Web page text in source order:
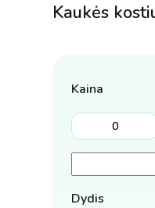
Kaukės
Kaina
Dydis